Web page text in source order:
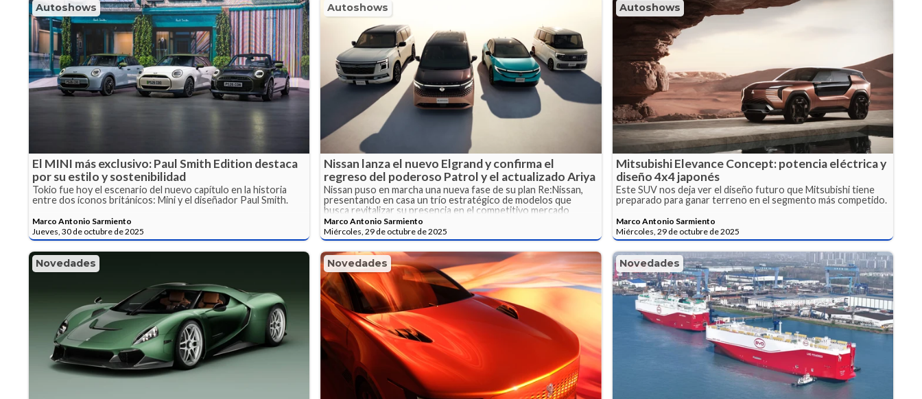
Autoshows
El MINI más exclusivo: Paul Smith Edition destaca
por su estilo y sostenibilidad
Tokio fue hoy el escenario del nuevo capítulo en la historia
entre dos íconos británicos: Mini y el diseñador Paul Smith.
Marco Antonio Sarmiento
Jueves, 30 de octubre de 2025
Autoshows
Nissan lanza el nuevo Elgrand y confirma el
regreso del poderoso Patrol y el actualizado Ariya
Nissan puso en marcha una nueva fase de su plan Re:Nissan,
presentando en casa un trío estratégico de modelos que
busca revitalizar su presencia en el competitivo mercado
japonés.
Marco Antonio Sarmiento
Miércoles, 29 de octubre de 2025
Autoshows
Mitsubishi Elevance Concept: potencia eléctrica y
diseño 4x4 japonés
Este SUV nos deja ver el diseño futuro que Mitsubishi tiene
preparado para ganar terreno en el segmento más competido.
Marco Antonio Sarmiento
Miércoles, 29 de octubre de 2025
Novedades Novedades Novedades